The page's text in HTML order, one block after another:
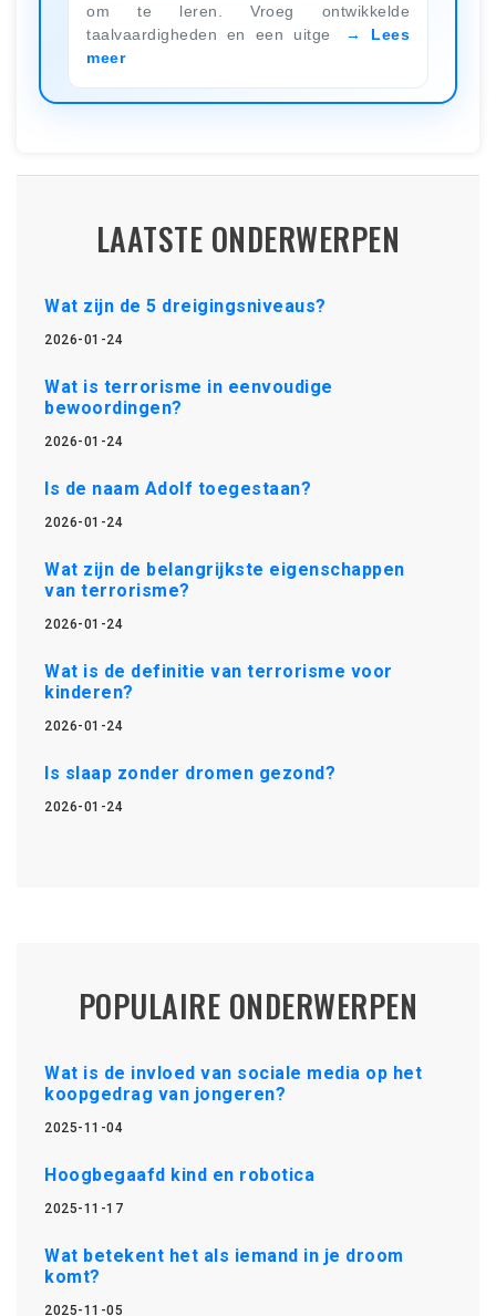
om te leren. Vroeg ontwikkelde
taalvaardigheden en een uitge
Lees
meer
LAATSTE ONDERWERPEN
Wat zijn de 5 dreigingsniveaus?
2026-01-24
Wat is terrorisme in eenvoudige
bewoordingen?
2026-01-24
Is de naam Adolf toegestaan?
2026-01-24
Wat zijn de belangrijkste eigenschappen
van terrorisme?
2026-01-24
Wat is de definitie van terrorisme voor
kinderen?
2026-01-24
Is slaap zonder dromen gezond?
2026-01-24
POPULAIRE ONDERWERPEN
Wat is de invloed van sociale media op het
koopgedrag van jongeren?
2025-11-04
Hoogbegaafd kind en robotica
2025-11-17
Wat betekent het als iemand in je droom
komt?
2025-11-05